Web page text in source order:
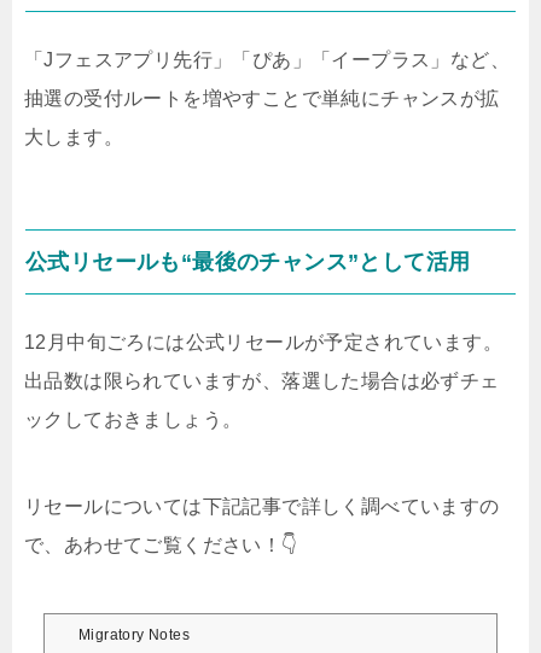
「Jフェスアプリ先行」「ぴあ」「イープラス」など、
抽選の受付ルートを増やすことで単純にチャンスが拡
大します。
公式リセールも“最後のチャンス”として活用
12月中旬ごろには公式リセールが予定されています。
出品数は限られていますが、落選した場合は必ずチェ
ックしておきましょう。
リセールについては下記記事で詳しく調べていますの
で、あわせてご覧ください！👇
Migratory Notes